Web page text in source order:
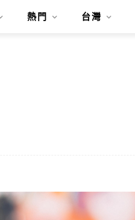
熱門 台灣